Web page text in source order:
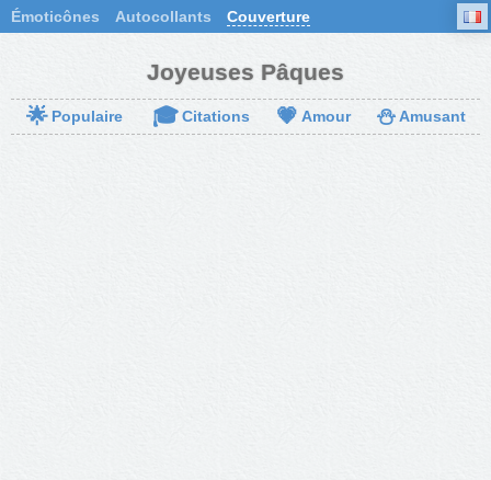
Émoticônes Autocollants Couverture
Joyeuses Pâques
🌟 Populaire 🎓 Citations 💗 Amour ⛄Amusant